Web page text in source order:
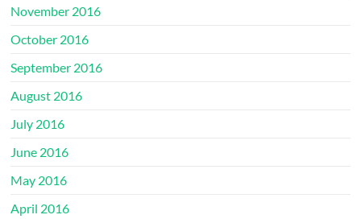
November 2016
October 2016
September 2016
August 2016
July 2016
June 2016
May 2016
April 2016